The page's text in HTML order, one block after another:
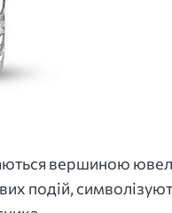
вершиною
подій,